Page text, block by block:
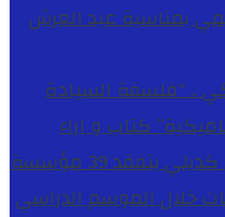
بمناسبة عيد العرش
.. “فلسفة السيادة
كتاب و اراء
الدكتور نوفل كديلي يتفقد 39 مؤسسة
خلال الموسم الدراسي